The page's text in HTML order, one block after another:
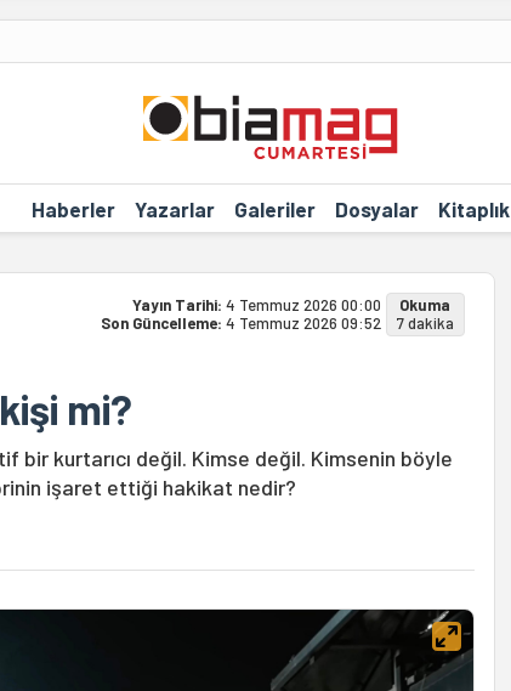
Haberler Yazarlar Galeriler Dosyalar Kitaplık
Yayın Tarihi: 4 Temmuz 2026 00:00
Son Güncelleme: 4 Temmuz 2026 09:52
Okuma
7 dakika
mi?
kurtarıcı değil. Kimse değil. Kimsenin böyle
işaret ettiği hakikat nedir?